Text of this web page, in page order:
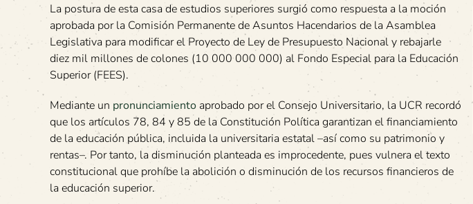
La postura de esta casa de estudios superiores surgió como respuesta a la moción
aprobada por la Comisión Permanente de Asuntos Hacendarios de la Asamblea
Legislativa para modificar el Proyecto de Ley de Presupuesto Nacional y rebajarle
diez mil millones de colones (10 000 000 000) al Fondo Especial para la Educación
Superior (FEES).
Mediante un pronunciamiento aprobado por el Consejo Universitario, la UCR recordó
que los artículos 78, 84 y 85 de la Constitución Política garantizan el financiamiento
de la educación pública, incluida la universitaria estatal –así como su patrimonio y
rentas–. Por tanto, la disminución planteada es improcedente, pues vulnera el texto
constitucional que prohíbe la abolición o disminución de los recursos financieros de
la educación superior.